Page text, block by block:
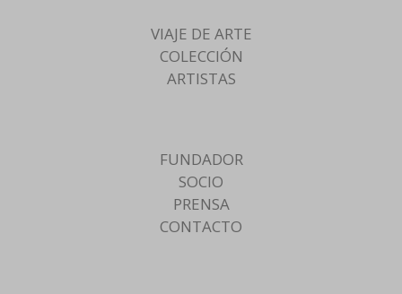
VIAJE DE ARTE
COLECCIÓN
ARTISTAS
FUNDADOR
SOCIO
PRENSA
CONTACTO